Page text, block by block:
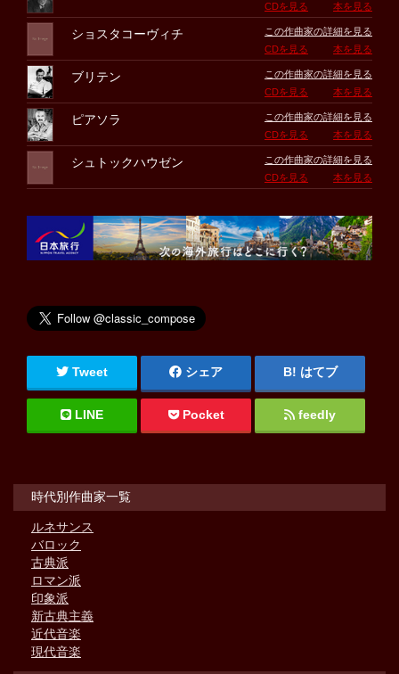
CDを見る
本を見る
ショスタコーヴィチ
この作曲家の詳細を見る
CDを見る
本を見る
ブリテン
この作曲家の詳細を見る
CDを見る
本を見る
ピアソラ
この作曲家の詳細を見る
CDを見る
本を見る
シュトックハウゼン
この作曲家の詳細を見る
CDを見る
本を見る
Tweet シェア はてブ
LINE Pocket feedly
時代別作曲家一覧
ルネサンス
バロック
古典派
ロマン派
印象派
新古典主義
近代音楽
現代音楽